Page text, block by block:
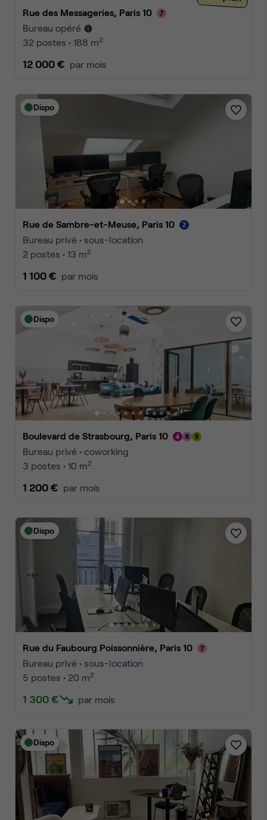
Rue des Messageries, Paris 10
Bureau opéré
32 postes • 188 m2
12 000 € par mois
Dispo
Rue de Sambre-et-Meuse, Paris 10
Bureau privé • sous-location
2 postes • 13 m2
1 100 € par mois
Dispo
Boulevard de Strasbourg, Paris 10
Bureau privé • coworking
3 postes • 10 m2
1 200 € par mois
Dispo
Rue du Faubourg Poissonnière, Paris 10
Bureau privé • sous-location
5 postes • 20 m2
1 300 € par mois
Dispo